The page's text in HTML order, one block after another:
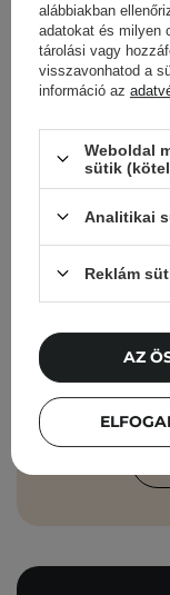
tanácsok,
Add meg
sp. z
alábbiakban
adatokat és milyen
tárolási vagy
visszavonhatod a
információ az
Weboldal
sütik
Analitikai
Reklám
AZ